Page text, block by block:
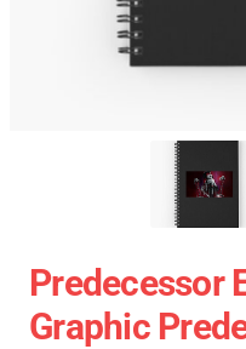
Predecessor
Graphic